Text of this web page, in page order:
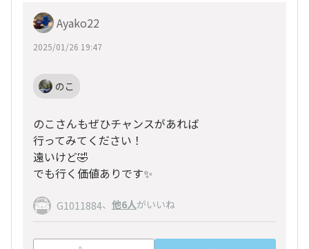
Ayako22
2025/01/26 19:47
のこ
のこさんもぜひチャンスがあれば
行ってみてください！
遠いけど🤣
でも行く価値ありです✨
G1011884、 他6人がいいね